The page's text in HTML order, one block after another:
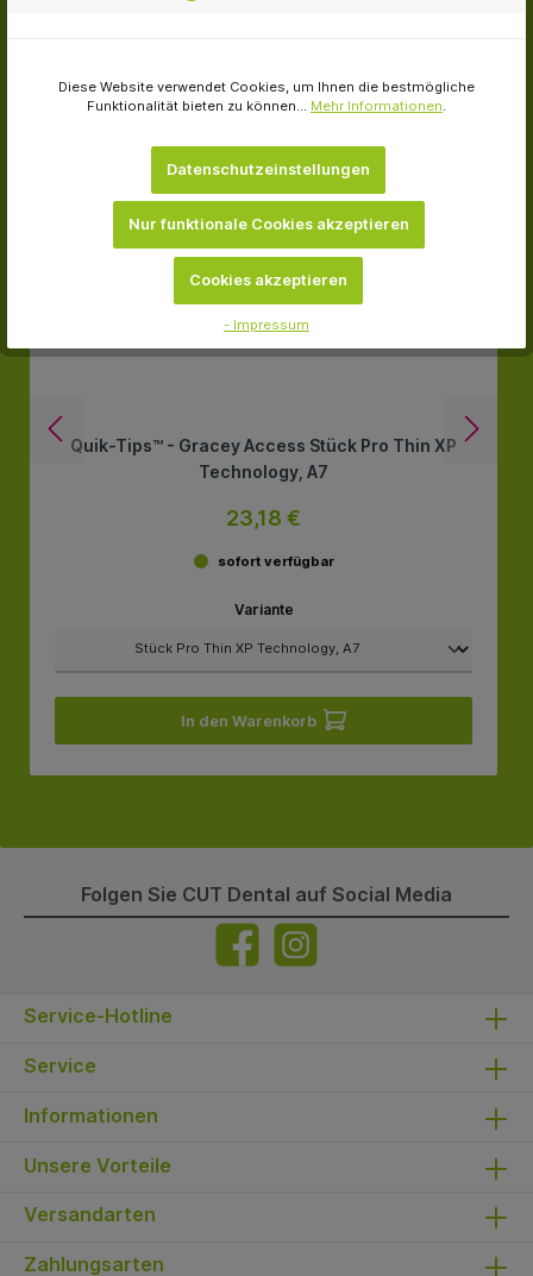
Quik-Tips™ - Gracey Access Stück Pro Thin XP
Technology, A7
23,18 €
sofort verfügbar
Variante
In den Warenkorb
Folgen Sie CUT Dental auf Social Media
Service-Hotline
Service
Informationen
Unsere Vorteile
Versandarten
Zahlungsarten
Diese Website verwendet Cookies, um Ihnen die bestmögliche
Funktionalität bieten zu können... Mehr Informationen.
Datenschutzeinstellungen
Nur funktionale Cookies akzeptieren
Cookies akzeptieren
- Impressum